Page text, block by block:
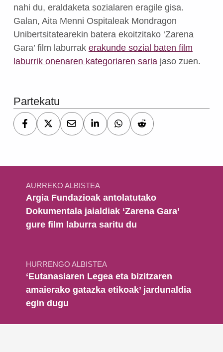
nahi du, eraldaketa sozialaren eragile gisa.
Galan, Aita Menni Ospitaleak Mondragon
Unibertsitatearekin batera ekoitzitako ‘Zarena
Gara’ film laburrak erakunde sozial baten film
laburrik onenaren kategoriaren saria jaso zuen.
Partekatu
Bidalketetan zehar nabigatu
AURREKO ALBISTEA
Argia Fundazioak antolatutako
Dokumentala jaialdiak ‘Zarena Gara’
gure film laburra saritu du
HURRENGO ALBISTEA
‘Eutanasiaren Legea eta bizitzaren
amaierako gatazka etikoak’ jardunaldia
egin dugu